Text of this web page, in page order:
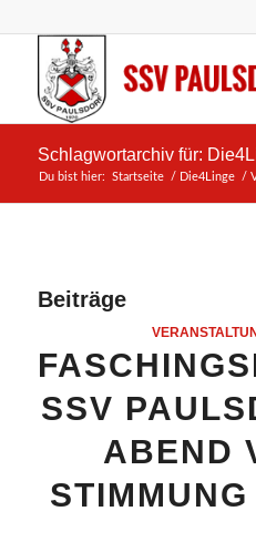
Schlagwortarchiv für:
Du bist hier: Startseite / Die4Linge /
Beiträge
SSV
ABEND